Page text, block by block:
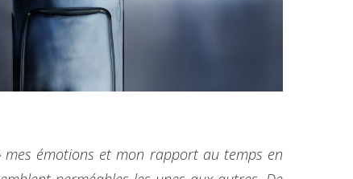
mes émotions et mon rapport au temps en